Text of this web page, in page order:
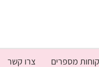
מספרים צרו קשר